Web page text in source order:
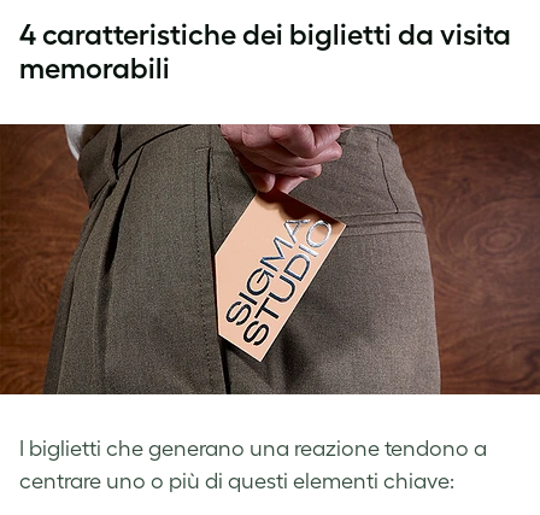
4 caratteristiche dei biglietti da visita
memorabili
I biglietti che generano una reazione tendono a
centrare uno o più di questi elementi chiave: